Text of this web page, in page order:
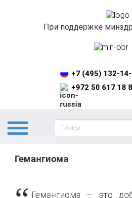
При поддержке
+7 (495) 132-
+972 50 617 18
Гемангиома
Гемангиома – это